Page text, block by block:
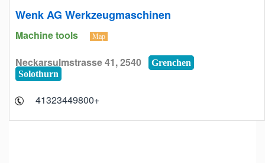
Wenk AG Werkzeugmaschinen
Machine tools Map
Neckarsulmstrasse 41, 2540
Grenchen
Solothurn
+41323449800